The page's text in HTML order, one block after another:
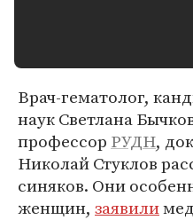
Врач-гематолог,
наук Светлана
профессор РУДН,
Николай Стуклов
синяков. Они
женщин, заявили